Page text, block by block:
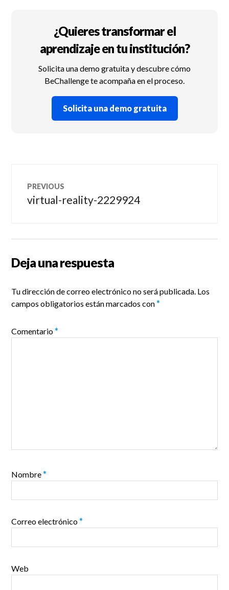
¿Quieres transformar el
aprendizaje en tu institución?
Solicita una demo gratuita y descubre cómo
BeChallenge te acompaña en el proceso.
Solicita una demo gratuita
de
PREVIOUS
Previous
virtual-reality-2229924
Deja una respuesta
Tu dirección de correo electrónico no será publicada. Los
campos obligatorios están marcados con*
Comentario*
Nombre*
Correo electrónico*
Web